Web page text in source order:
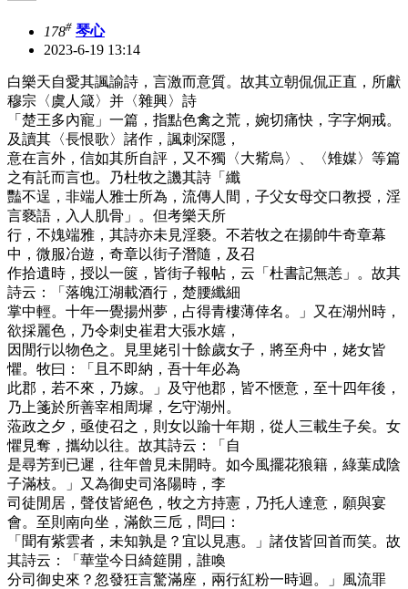
178# 琴心
2023-6-19 13:14
白樂天自愛其諷諭詩，言激而意質。故其立朝侃侃正直，所獻
穆宗〈虞人箴〉并〈雜興〉詩
「楚王多內寵」一篇，指點色禽之荒，婉切痛快，字字炯戒。
及讀其〈長恨歌〉諸作，諷刺深隱，
意在言外，信如其所自評，又不獨〈大觜烏〉、〈雉媒〉等篇
之有託而言也。乃杜牧之譏其詩「纖
豔不逞，非端人雅士所為，流傳人間，子父女母交口教授，淫
言褻語，入人肌骨」。但考樂天所
行，不媿端雅，其詩亦未見淫褻。不若牧之在揚帥牛奇章幕
中，微服冶遊，奇章以街子潛隨，及召
作拾遺時，授以一篋，皆街子報帖，云「杜書記無恙」。故其
詩云：「落魄江湖載酒行，楚腰纖細
掌中輕。十年一覺揚州夢，占得青樓薄倖名。」又在湖州時，
欲採麗色，乃令刺史崔君大張水嬉，
因閒行以物色之。見里姥引十餘歲女子，將至舟中，姥女皆
懼。牧曰：「且不即納，吾十年必為
此郡，若不來，乃嫁。」及守他郡，皆不愜意，至十四年後，
乃上箋於所善宰相周墀，乞守湖州。
蒞政之夕，亟使召之，則女以踰十年期，從人三載生子矣。女
懼見奪，攜幼以往。故其詩云：「自
是尋芳到已遲，往年曾見未開時。如今風擺花狼籍，綠葉成陰
子滿枝。」又為御史司洛陽時，李
司徒閒居，聲伎皆絕色，牧之方持憲，乃托人達意，願與宴
會。至則南向坐，滿飲三卮，問曰：
「聞有紫雲者，未知孰是？宜以見惠。」諸伎皆回首而笑。故
其詩云：「華堂今日綺筵開，誰喚
分司御史來？忽發狂言驚滿座，兩行紅粉一時迴。」風流罪